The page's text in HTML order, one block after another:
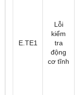
E.TE1
Lỗi
kiểm
tra
động
cơ tĩnh